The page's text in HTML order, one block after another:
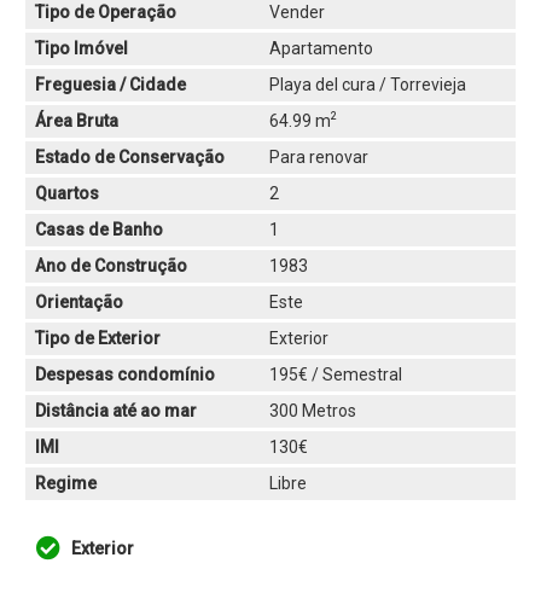
Tipo de Operação
Vender
Tipo Imóvel
Apartamento
Freguesia / Cidade
Playa del cura / Torrevieja
Área Bruta
64.99 m2
Estado de Conservação
Para renovar
Quartos
2
Casas de Banho
1
Ano de Construção
1983
Orientação
Este
Tipo de Exterior
Exterior
Despesas condomínio
195€ / Semestral
Distância até ao mar
300 Metros
IMI
130€
Regime
Libre
Exterior